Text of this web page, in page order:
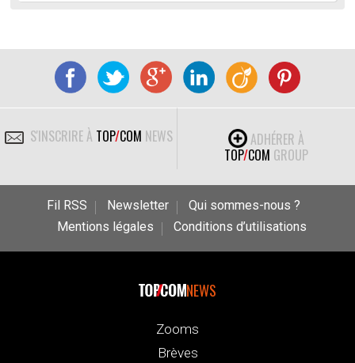
S'INSCRIRE À TOP/COM NEWS
ADHÉRER À
TOP/COM GROUP
Fil RSS Newsletter
Qui sommes-nous ?
Mentions légales
Conditions d’utilisations
NEWS
Zooms
Brèves